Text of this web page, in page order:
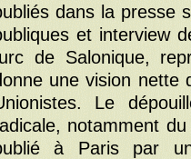
dans la presse
et interview
de Salonique,
une vision nette
Le
notamment
à Paris par